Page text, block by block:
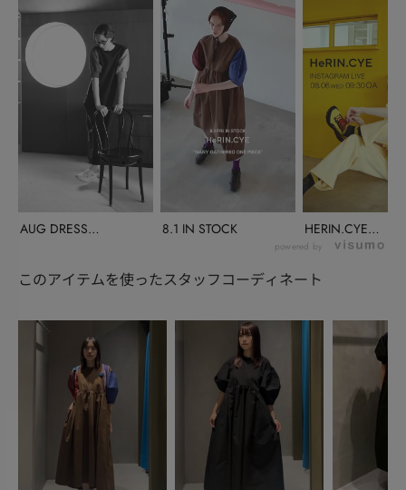
AUG DRESS
8.1 IN STOCK
HERIN.CYE
INSTALIVE(...
powered by
このアイテムを使ったスタッフコーディネート